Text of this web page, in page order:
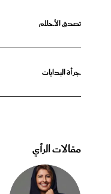
تصدق الأحلام
جرأة البدايات
مقالات الرأي